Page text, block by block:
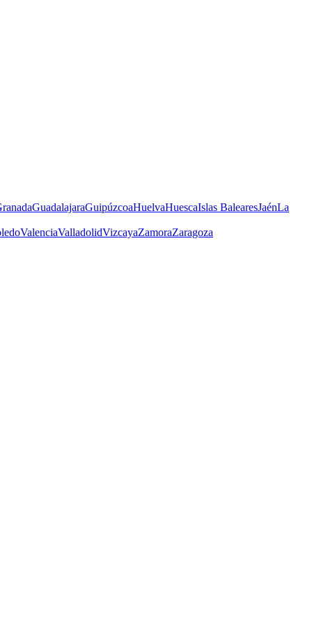
GuadalajaraGuipúzcoaHuelvaHuescaIslas BalearesJaénLa
ValenciaValladolidVizcayaZamoraZaragoza